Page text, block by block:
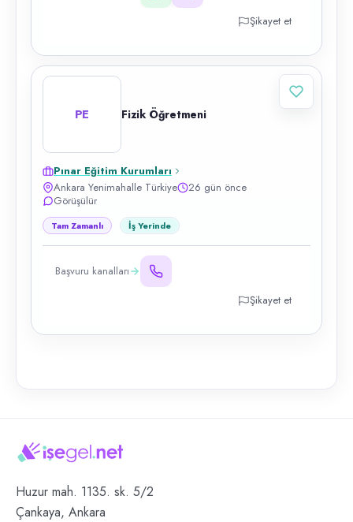
Şikayet et
PE Fizik Öğretmeni
Pınar Eğitim Kurumları
Ankara Yenimahalle Türkiye
26 gün önce
Görüşülür
Tam Zamanlı İş Yerinde
Başvuru kanalları
Şikayet et
Huzur mah. 1135. sk. 5/2
Çankaya, Ankara